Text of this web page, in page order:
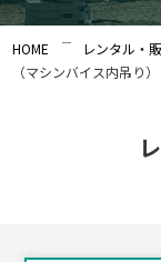
HOME レンタル・
（マシンバイス内吊り）